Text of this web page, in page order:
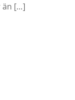
än […]